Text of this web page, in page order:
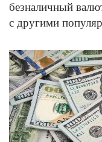
безналичный
с другими